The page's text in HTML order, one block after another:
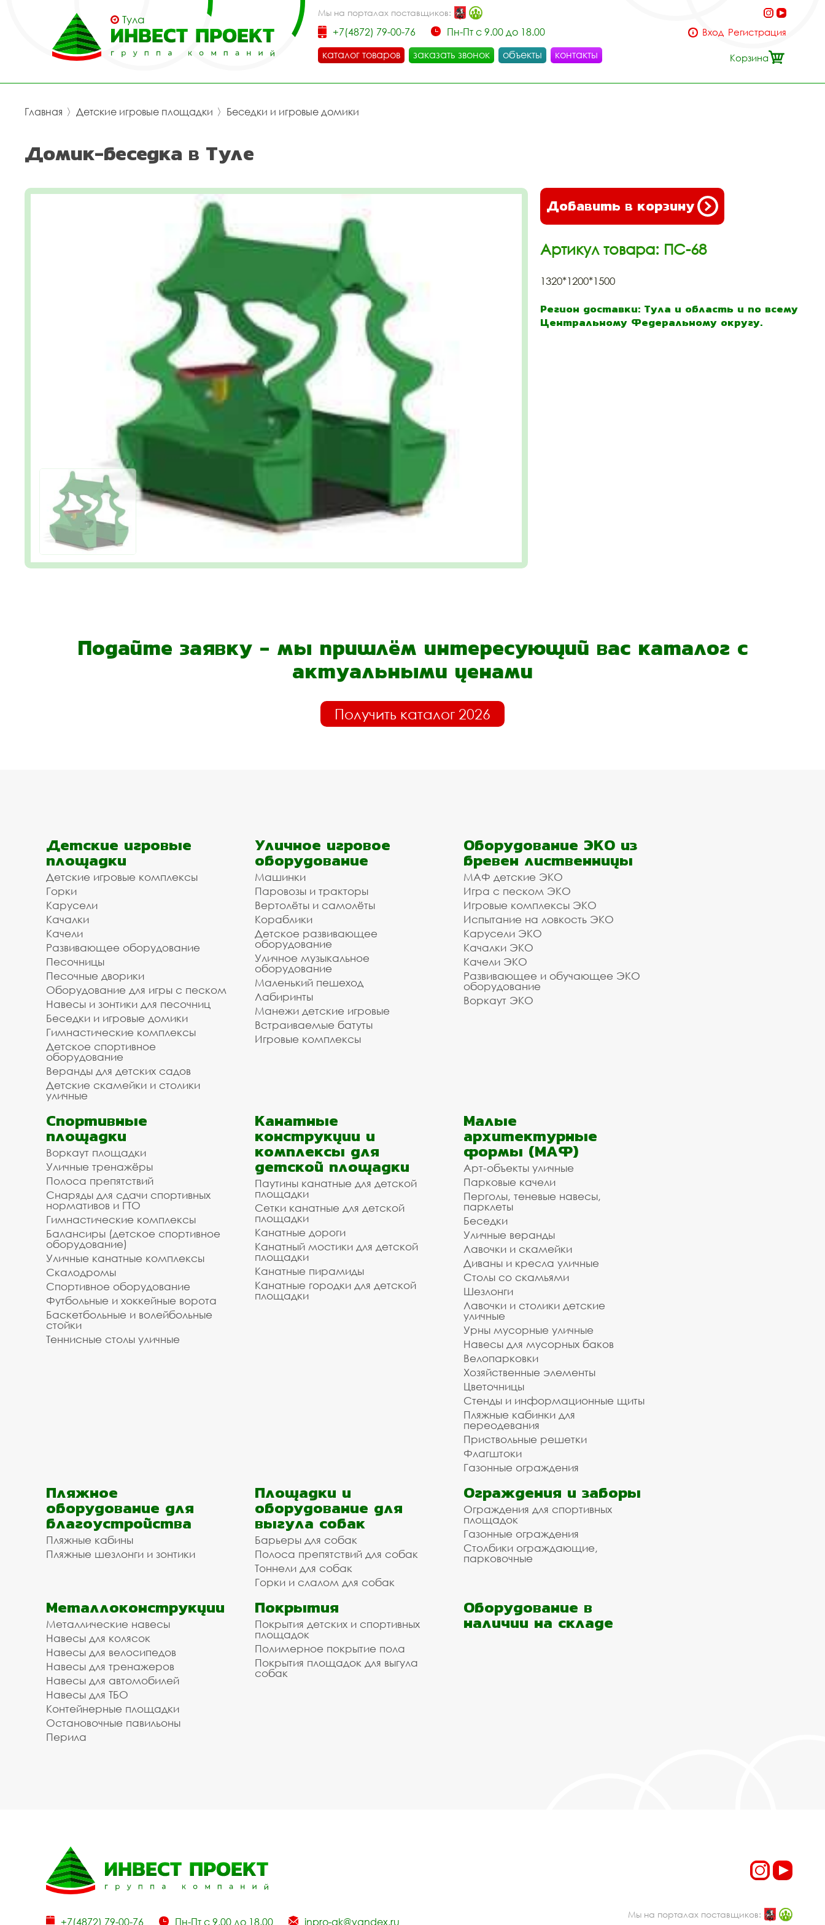
Тула
Мы на порталах поставщиков:
+7(4872) 79-00-76
Пн-Пт с 9.00 до 18.00
каталог товаров
заказать звонок объекты контакты
Вход Регистрация
Корзина
Главная 〉 Детские игровые площадки 〉 Беседки и игровые домики
Домик-беседка в Туле
Добавить в корзину
Артикул товара: ПС-68
1320*1200*1500
Регион доставки: Тула и область и по всему
Центральному Федеральному округу.
Подайте заявку - мы пришлём интересующий вас каталог с
актуальными ценами
Получить каталог 2026
Детские игровые
площадки
Детские игровые комплексы
Горки
Карусели
Качалки
Качели
Развивающее оборудование
Песочницы
Песочные дворики
Оборудование для игры с песком
Навесы и зонтики для песочниц
Беседки и игровые домики
Гимнастические комплексы
Детское спортивное
оборудование
Веранды для детских садов
Детские скамейки и столики
уличные
Уличное игровое
оборудование
Машинки
Паровозы и тракторы
Вертолёты и самолёты
Кораблики
Детское развивающее
оборудование
Уличное музыкальное
оборудование
Маленький пешеход
Лабиринты
Манежи детские игровые
Встраиваемые батуты
Игровые комплексы
Оборудование ЭКО из
бревен лиственницы
МАФ детские ЭКО
Игра с песком ЭКО
Игровые комплексы ЭКО
Испытание на ловкость ЭКО
Карусели ЭКО
Качалки ЭКО
Качели ЭКО
Развивающее и обучающее ЭКО
оборудование
Воркаут ЭКО
Спортивные
площадки
Воркаут площадки
Уличные тренажёры
Полоса препятствий
Снаряды для сдачи спортивных
нормативов и ГТО
Гимнастические комплексы
Балансиры (детское спортивное
оборудование)
Уличные канатные комплексы
Скалодромы
Спортивное оборудование
Футбольные и хоккейные ворота
Баскетбольные и волейбольные
стойки
Теннисные столы уличные
Канатные
конструкции и
комплексы для
детской площадки
Паутины канатные для детской
площадки
Сетки канатные для детской
площадки
Канатные дороги
Канатный мостики для детской
площадки
Канатные пирамиды
Канатные городки для детской
площадки
Малые
архитектурные
формы (МАФ)
Арт-объекты уличные
Парковые качели
Перголы, теневые навесы,
парклеты
Беседки
Уличные веранды
Лавочки и скамейки
Диваны и кресла уличные
Столы со скамьями
Шезлонги
Лавочки и столики детские
уличные
Урны мусорные уличные
Навесы для мусорных баков
Велопарковки
Хозяйственные элементы
Цветочницы
Стенды и информационные щиты
Пляжные кабинки для
переодевания
Приствольные решетки
Флагштоки
Газонные ограждения
Пляжное
оборудование для
благоустройства
Пляжные кабины
Пляжные шезлонги и зонтики
Площадки и
оборудование для
выгула собак
Барьеры для собак
Полоса препятствий для собак
Тоннели для собак
Горки и слалом для собак
Ограждения и заборы
Ограждения для спортивных
площадок
Газонные ограждения
Столбики ограждающие,
парковочные
Металлоконструкции
Металлические навесы
Навесы для колясок
Навесы для велосипедов
Навесы для тренажеров
Навесы для автомобилей
Навесы для ТБО
Контейнерные площадки
Остановочные павильоны
Перила
Покрытия
Покрытия детских и спортивных
площадок
Полимерное покрытие пола
Покрытия площадок для выгула
собак
Оборудование в
наличии на складе
+7(4872) 79-00-76 Пн-Пт с 9.00 до 18.00 inpro-gk@yandex.ru
Мы на порталах поставщиков: